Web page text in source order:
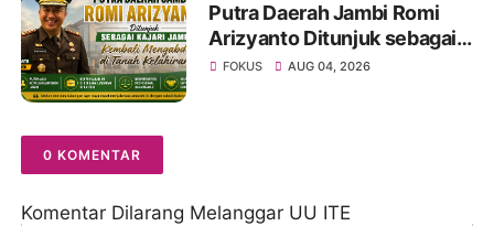
Putra Daerah Jambi Romi
Arizyanto Ditunjuk sebagai
Kajari Jambi, Kembali
FOKUS AUG 04, 2026
0 KOMENTAR
Komentar Dilarang Melanggar UU ITE